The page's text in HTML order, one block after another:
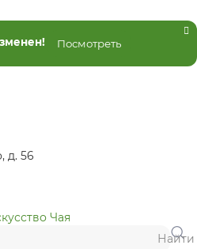
Посмотреть
д. 56
Найти